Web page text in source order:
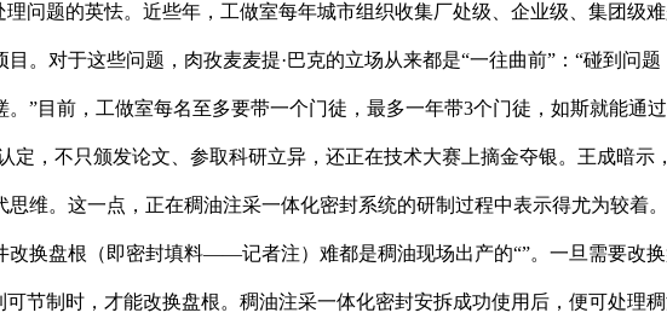
问题的英怯。近些年，工做室每年城市组织收集厂处级、企业级、集团级
。对于这些问题，肉孜麦麦提·巴克的立场从来都是“一往曲前”：“碰到问
”目前，工做室每名至多要带一个门徒，最多一年带3个门徒，如斯就能通
定，不只颁发论文、参取科研立异，还正在技术大赛上摘金夺银。王成暗示
维。这一点，正在稠油注采一体化密封系统的研制过程中表示得尤为较着
换盘根（即密封填料——记者注）难都是稠油现场出产的“”。一旦需要改
节制时，才能改换盘根。稠油注采一体化密封安拆成功使用后，便可处理